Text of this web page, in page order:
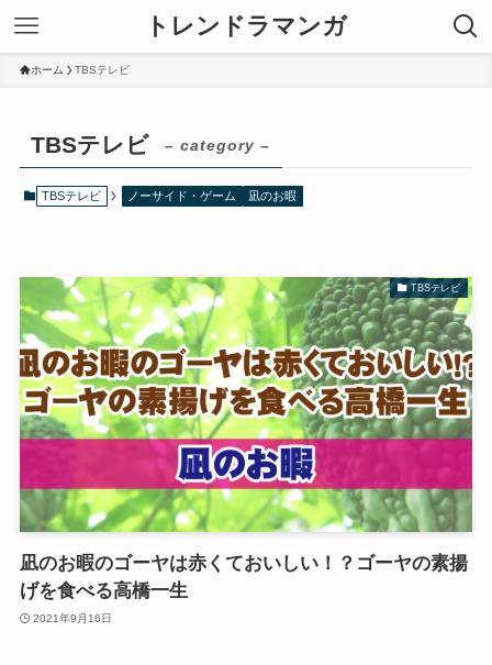
トレンドラマンガ
ホーム TBSテレビ
TBSテレビ – category –
TBSテレビ ノーサイド・ゲーム 凪のお暇
TBSテレビ
凪のお暇のゴーヤは赤くておいしい！？ゴーヤの素揚
げを食べる高橋一生
2021年9月16日